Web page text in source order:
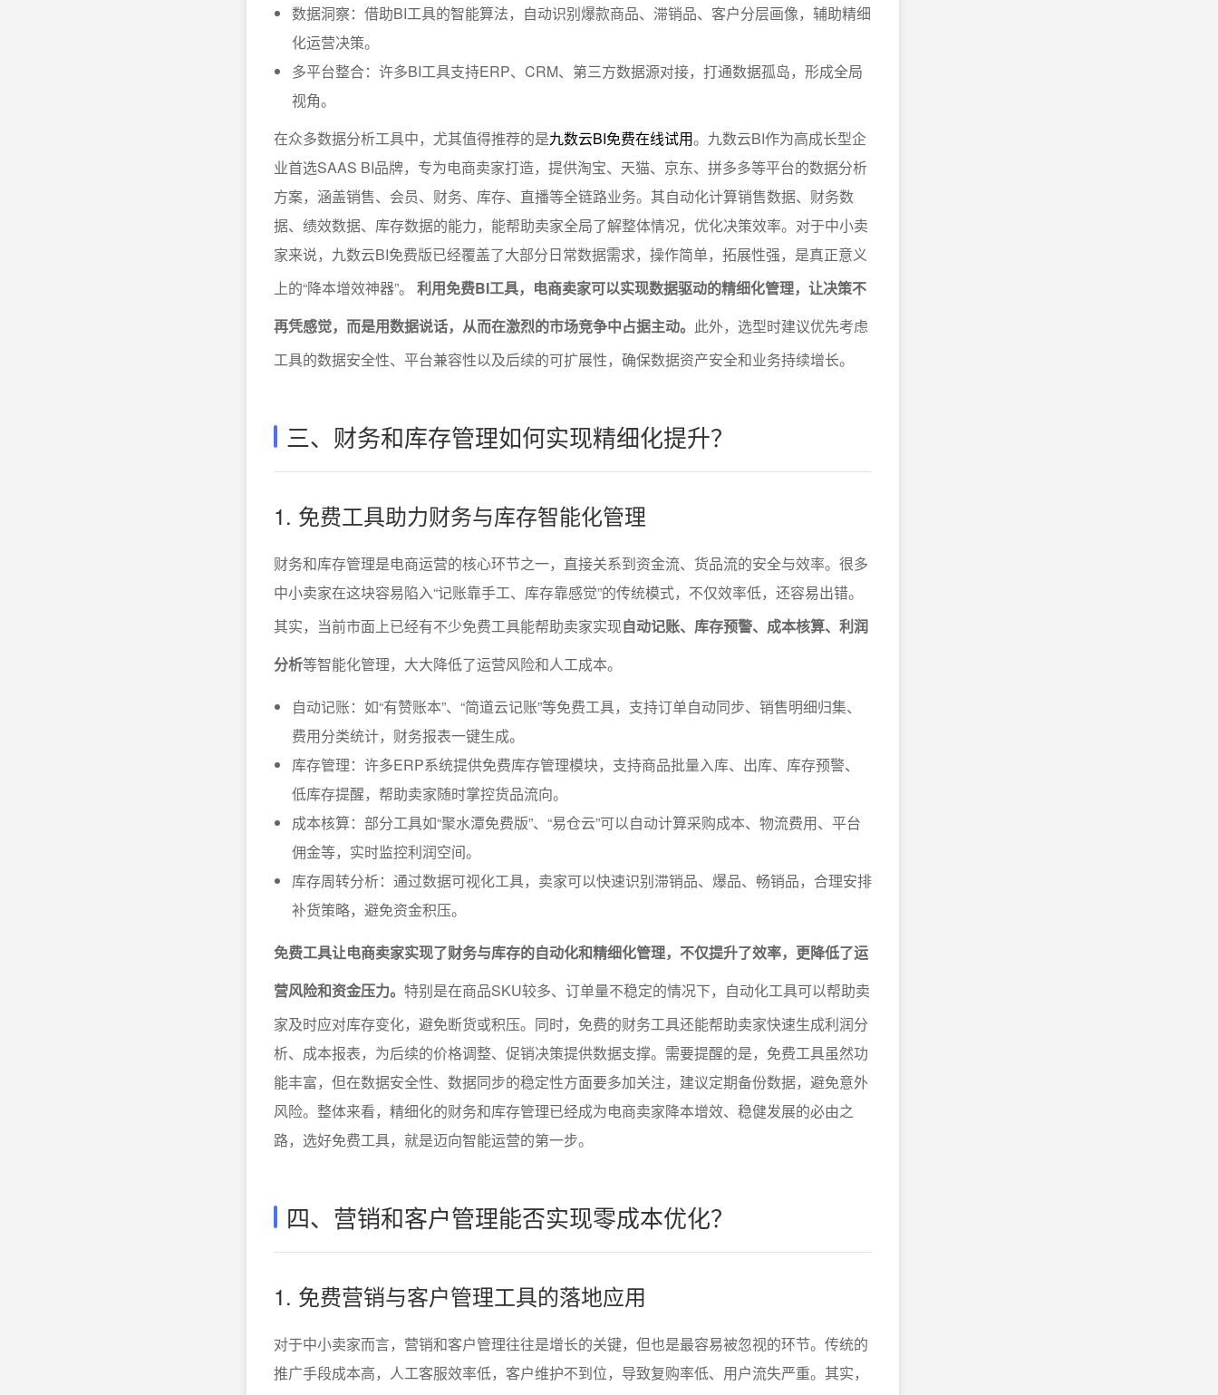
数据洞察：借助BI工具的智能算法，自动识别爆款商品、滞销品、客户分层画像，辅助精细
化运营决策。
多平台整合：许多BI工具支持ERP、CRM、第三方数据源对接，打通数据孤岛，形成全局
视角。
在众多数据分析工具中，尤其值得推荐的是九数云BI免费在线试用。九数云BI作为高成长型企
业首选SAAS BI品牌，专为电商卖家打造，提供淘宝、天猫、京东、拼多多等平台的数据分析
方案，涵盖销售、会员、财务、库存、直播等全链路业务。其自动化计算销售数据、财务数
据、绩效数据、库存数据的能力，能帮助卖家全局了解整体情况，优化决策效率。对于中小卖
家来说，九数云BI免费版已经覆盖了大部分日常数据需求，操作简单，拓展性强，是真正意义
上的“降本增效神器”。 利用免费BI工具，电商卖家可以实现数据驱动的精细化管理，让决策不
再凭感觉，而是用数据说话，从而在激烈的市场竞争中占据主动。 此外，选型时建议优先考虑
工具的数据安全性、平台兼容性以及后续的可扩展性，确保数据资产安全和业务持续增长。
三、财务和库存管理如何实现精细化提升？
1. 免费工具助力财务与库存智能化管理
财务和库存管理是电商运营的核心环节之一，直接关系到资金流、货品流的安全与效率。很多
中小卖家在这块容易陷入“记账靠手工、库存靠感觉”的传统模式，不仅效率低，还容易出错。
其实，当前市面上已经有不少免费工具能帮助卖家实现自动记账、库存预警、成本核算、利润
分析等智能化管理，大大降低了运营风险和人工成本。
自动记账：如“有赞账本”、“简道云记账”等免费工具，支持订单自动同步、销售明细归集、
费用分类统计，财务报表一键生成。
库存管理：许多ERP系统提供免费库存管理模块，支持商品批量入库、出库、库存预警、
低库存提醒，帮助卖家随时掌控货品流向。
成本核算：部分工具如“聚水潭免费版”、“易仓云”可以自动计算采购成本、物流费用、平台
佣金等，实时监控利润空间。
库存周转分析：通过数据可视化工具，卖家可以快速识别滞销品、爆品、畅销品，合理安排
补货策略，避免资金积压。
免费工具让电商卖家实现了财务与库存的自动化和精细化管理，不仅提升了效率，更降低了运
营风险和资金压力。 特别是在商品SKU较多、订单量不稳定的情况下，自动化工具可以帮助卖
家及时应对库存变化，避免断货或积压。同时，免费的财务工具还能帮助卖家快速生成利润分
析、成本报表，为后续的价格调整、促销决策提供数据支撑。需要提醒的是，免费工具虽然功
能丰富，但在数据安全性、数据同步的稳定性方面要多加关注，建议定期备份数据，避免意外
风险。整体来看，精细化的财务和库存管理已经成为电商卖家降本增效、稳健发展的必由之
路，选好免费工具，就是迈向智能运营的第一步。
四、营销和客户管理能否实现零成本优化？
1. 免费营销与客户管理工具的落地应用
对于中小卖家而言，营销和客户管理往往是增长的关键，但也是最容易被忽视的环节。传统的
推广手段成本高，人工客服效率低，客户维护不到位，导致复购率低、用户流失严重。其实，